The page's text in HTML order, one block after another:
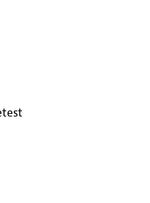
stoelen snel
| Gewicht: 3,9
120 kg/stoel |
poedercoating |
PVC | Certificering: